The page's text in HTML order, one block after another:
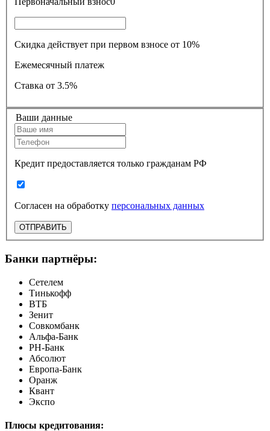
Скидка действует при первом взносе от 10%
Ежемесячный платеж
Ставка от 3.5%
Ваши данные
Кредит предоставляется только гражданам РФ
Согласен на обработку персональных данных
ОТПРАВИТЬ
Банки партнёры:
Сетелем
Тинькофф
ВТБ
Зенит
Совкомбанк
Альфа-Банк
РН-Банк
Абсолют
Европа-Банк
Оранж
Квант
Экспо
Плюсы кредитования: